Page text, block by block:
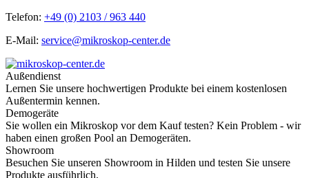
Telefon: +49 (0) 2103 / 963 440
E-Mail: service@mikroskop-center.de
Außendienst
Lernen Sie unsere hochwertigen Produkte bei einem kostenlosen
Außentermin kennen.
Demogeräte
Sie wollen ein Mikroskop vor dem Kauf testen? Kein Problem - wir
haben einen großen Pool an Demogeräten.
Showroom
Besuchen Sie unseren Showroom in Hilden und testen Sie unsere
Produkte ausführlich.